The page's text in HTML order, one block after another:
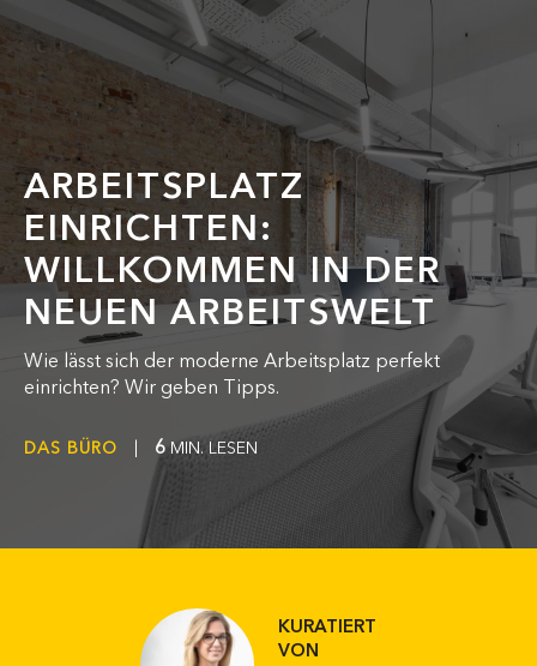
ARBEITSPLATZ
EINRICHTEN:
WILLKOMMEN IN DER
NEUEN ARBEITSWELT
Wie lässt sich der moderne Arbeitsplatz perfekt
einrichten? Wir geben Tipps.
DAS BÜRO 6 MIN. LESEN
KURATIERT
VON